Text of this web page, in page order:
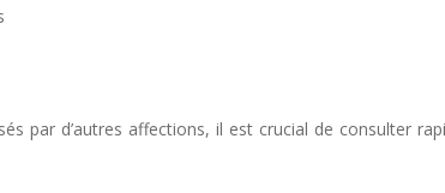
par d’autres affections, il est crucial de consulter